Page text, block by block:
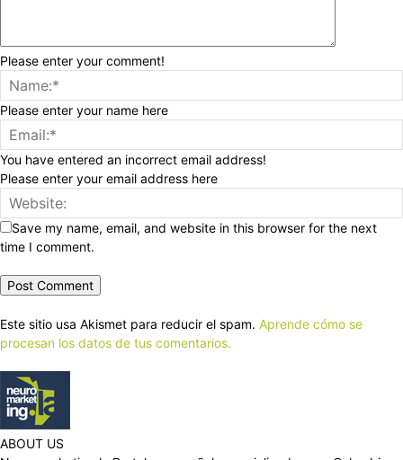
Please enter your comment!
Please enter your name here
You have entered an incorrect email address!
Please enter your email address here
Save my name, email, and website in this browser for the next
time I comment.
Este sitio usa Akismet para reducir el spam. Aprende cómo se
procesan los datos de tus comentarios.
ABOUT US